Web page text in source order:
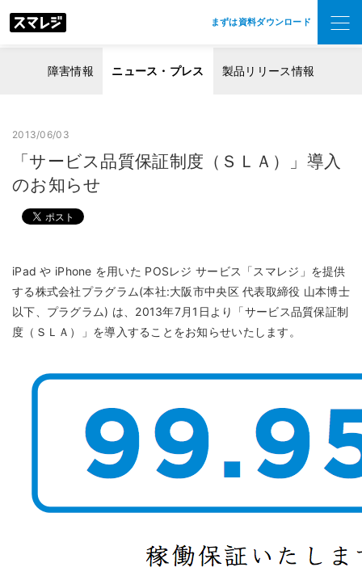
まずは資料ダウンロード
障害情報 ニュース・プレス 製品リリース情報
2013/06/03
「サービス品質保証制度（ＳＬＡ）」導入
のお知らせ
iPad や iPhone を用いた POSレジ サービス「スマレジ」を提供
する株式会社プラグラム(本社:大阪市中央区 代表取締役 山本博士
以下、プラグラム) は、2013年7月1日より「サービス品質保証制
度（ＳＬＡ）」を導入することをお知らせいたします。